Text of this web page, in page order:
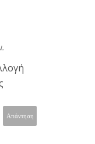
Απάντηση